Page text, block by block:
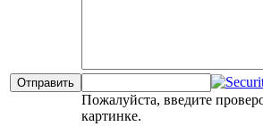
Пожалуйста, введите
картинке.